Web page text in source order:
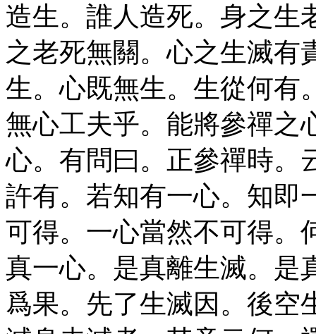
造生。誰人造死。身之生
之老死無關。心之生滅有
生。心既無生。生從何有
無心工夫乎。能將參禪之
心。有問曰。正參禪時。
許有。若知有一心。知即
可得。一心當然不可得。
真一心。是真離生滅。是
爲果。先了生滅因。後空